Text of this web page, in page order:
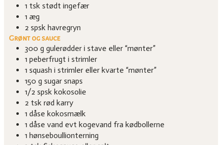
1 tsk stødt ingefær
1 æg
2 spsk havregryn
Grønt og sauce
300 g gulerødder i stave eller “mønter”
1 peberfrugt i strimler
1 squash i strimler eller kvarte “mønter”
150 g sugar snaps
1/2 spsk kokosolie
2 tsk rød karry
1 dåse kokosmælk
1 dåse vand evt kogevand fra kødbollerne
1 hønseboullionterning